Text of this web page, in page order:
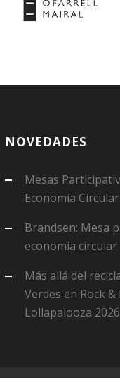
NOVEDADES
Mesas
Economía
Brandsen: Mesa
economía circular
Más allá del
Verdes en Rock &
Lollapalooza 2026